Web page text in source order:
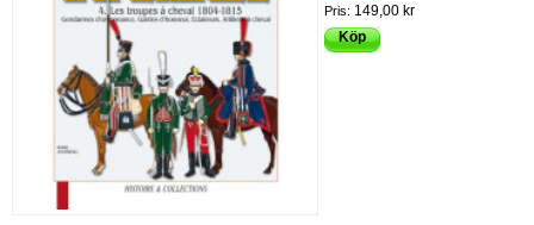
Pris: 149,00 kr
Köp